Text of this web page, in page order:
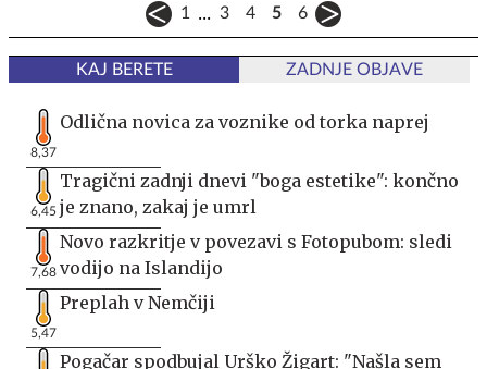
1 ... 3 4 5 6
KAJ BERETE ZADNJE OBJAVE
8,37
Odlična novica za voznike od torka naprej
6,45
Tragični zadnji dnevi "boga estetike": končno
je znano, zakaj je umrl
7,68
Novo razkritje v povezavi s Fotopubom: sledi
vodijo na Islandijo
5,47
Preplah v Nemčiji
Pogačar spodbujal Urško Žigart: "Našla sem